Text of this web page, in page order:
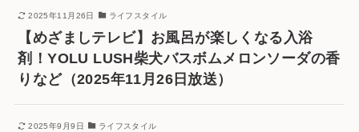
2025年11月26日 ライフスタイル
【めざましテレビ】お風呂が楽しくなる入浴
剤！YOLU LUSH柴犬バスボムメロンソーダの香
りなど（2025年11月26日放送）
2025年9月9日 ライフスタイル